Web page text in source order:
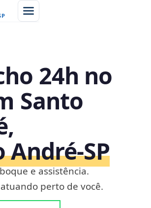
24h no
Santo
e assistência.
perto de você.